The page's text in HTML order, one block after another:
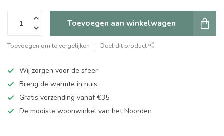
Toevoegen aan winkelwagen
Toevoegen om te vergelijken Deel dit product
Wij zorgen voor de sfeer
Breng de warmte in huis
Gratis verzending vanaf €35
De mooiste woonwinkel van het Noorden